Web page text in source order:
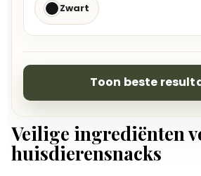
Zwart
Toon beste
Veilige ingrediënten
huisdierensnacks